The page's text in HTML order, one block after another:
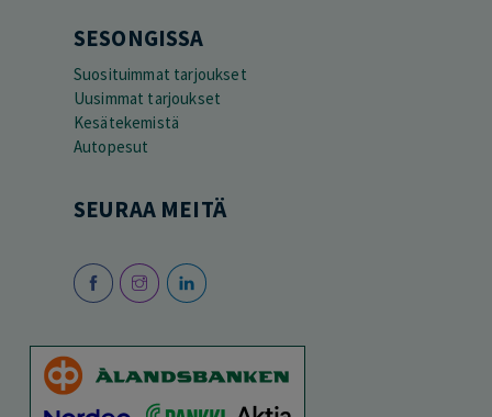
SESONGISSA
Suosituimmat tarjoukset
Uusimmat tarjoukset
Kesätekemistä
Autopesut
SEURAA MEITÄ